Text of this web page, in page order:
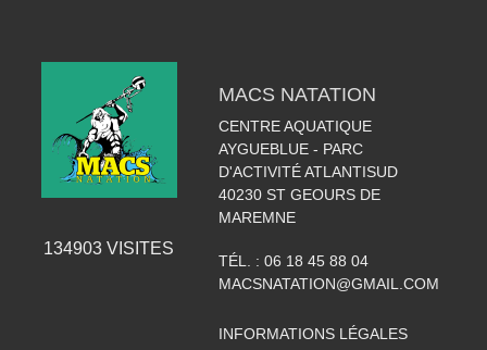
134903 VISITES
MACS NATATION
CENTRE AQUATIQUE
AYGUEBLUE - PARC
D'ACTIVITÉ ATLANTISUD
40230 ST GEOURS DE
MAREMNE
TÉL. : 06 18 45 88 04
MACSNATATION@GMAIL.COM
INFORMATIONS LÉGALES